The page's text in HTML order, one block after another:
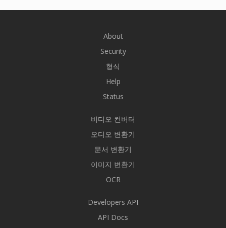
About
Security
형식
Help
Status
비디오 컨버터
오디오 변환기
문서 변환기
이미지 변환기
OCR
Developers API
API Docs